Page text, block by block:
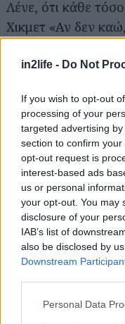
in2life - Do Not
If you wish to opt-out
processing of your
targeted advertising
section to confirm
opt-out request is
interest-based ads
us or personal
your opt-out. You may
disclosure of your
IAB’s list of
also be disclosed by
Downstream
Please note that this
Personal Data
Λένε, ότι κάθε
Χικμετ «Αν δεν
Κείμενο: Γιώργος
Δραματουργική
Κοραής Δαμάτης
Σκηνικά: Παύλος
Video Art:
Κίνηση: Άννα
Μουσική
Φωτογραφίες
Επικοινωνία
Παραγωγή: